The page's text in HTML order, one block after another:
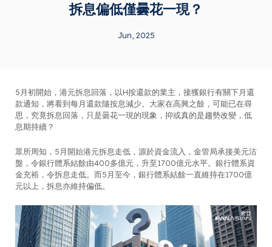
拆息偏低僅曇花一現？
Jun, 2025
5月初開始，港元拆息回落，以H按還款的業主，接獲銀行有關下月還
款通知，將看到每月還款隨按息減少。大家在高興之餘，可能已在尋
思，究竟拆息回落，只是曇花一現的現象，抑或真的是趨勢改變，低
息期持續？
眾所周知，5月開始港元拆息走低，源於資金流入，金管局承接美元沽
盤，令銀行體系結餘由400多億元，升至1700億元水平。銀行體系資
金充裕，令拆息走低。而5月至今，銀行體系結餘一直維持在1700億
元以上，拆息亦維持偏低。